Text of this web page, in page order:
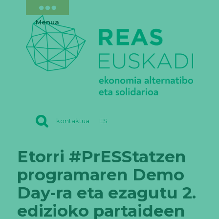
kontaktua ES
Menua
Etorri #PrESStatzen
programaren Demo
Day-ra eta ezagutu 2.
edizioko partaideen